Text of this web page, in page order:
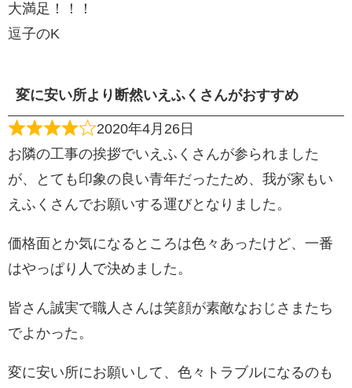
大満足！！！
逗子のK
変に安い所より断然いえふくさんがおすすめ
2020年4月26日
お隣の工事の挨拶でいえふくさんが参られました
が、とても印象の良い青年だったため、我が家もい
えふくさんでお願いする運びとなりました。
価格面とか気になるところは色々あったけど、一番
はやっぱり人で決めました。
皆さん誠実で職人さんは笑顔が素敵なおじさまたち
でよかった。
変に安い所にお願いして、色々トラブルになるのも